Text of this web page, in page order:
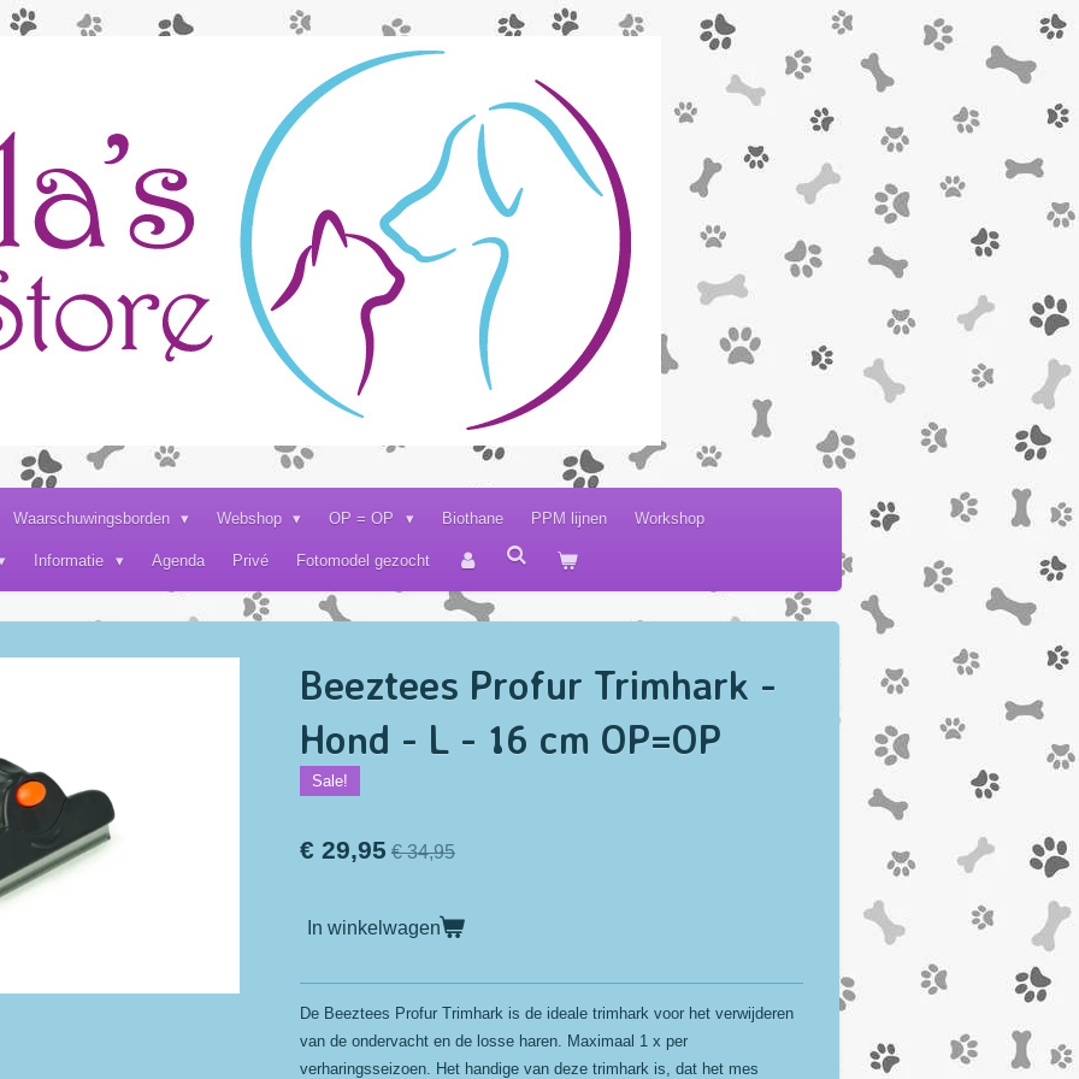
Waarschuwingsborden Webshop OP = OP Biothane PPM lijnen Workshop
Informatie Agenda Privé Fotomodel gezocht
Beeztees Profur Trimhark -
Hond - L - 16 cm OP=OP
Sale!
€ 29,95 € 34,95
In winkelwagen
De Beeztees Profur Trimhark is de ideale trimhark voor het verwijderen
van de ondervacht en de losse haren. Maximaal 1 x per
verharingsseizoen. Het handige van deze trimhark is, dat het mes